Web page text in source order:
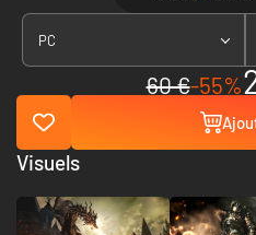
PC
60 €-55%
Visuels